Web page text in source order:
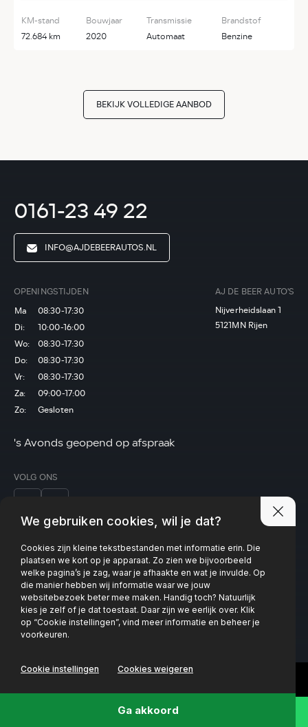
KM-stand
72.684 km
Bouwjaar
2020
Transmissie
Automaat
Brandstof
Benzine
BEKIJK VOLLEDIGE AANBOD
0161-23 49 22
INFO@AJDEBEERAUTOS.NL
OPENINGSTIJDEN
Ma
08:30-17:30
Di:
10:00-16:00
Wo:
08:30-17:30
Do:
08:30-17:30
Vr:
08:30-17:30
Za:
09:00-17:00
Zo:
Gesloten
's Avonds geopend op afspraak
AJ DE BEER AUTO'S
Nijverheidslaan 1
5121MN Rijen
VOLG ONS
Privacy policy
We gebruiken cookies, wil je dat?
Cookies zijn kleine tekstbestanden met informatie erin. Die
plaatsen we kort op je apparaat. Zo zien we bijvoorbeeld
welke pagina’s je zag, waar je afhaakte en wat je invulde. Op
die manier hebben wij informatie waar we jouw
websitebezoek beter mee maken. Handig toch? Natuurlijk
kies je zelf of je dat toestaat. Daar zijn we eerlijk over. Klik
op “Cookie instellingen”, vind meer informatie en beheer je
voorkeuren.
Cookie instellingen Cookies weigeren
Ga akkoord